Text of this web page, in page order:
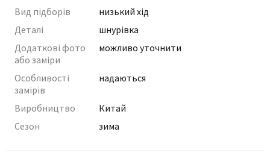
Вид підборів
низький хід
Деталі
шнурівка
Додаткові фото
або заміри
можливо уточнити
Особливості
замірів
надаються
Виробництво
Китай
Сезон
зима